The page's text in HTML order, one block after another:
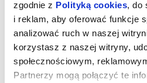
zgodnie z Polityką cookies ,
i reklam, aby oferować funkcje
analizować ruch w naszej
korzystasz z naszej witryny,
społecznościowym,
Partnerzy mogą połączyć te